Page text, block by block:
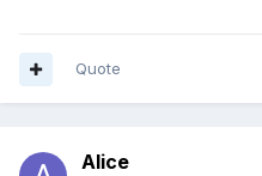
Quote
Alice